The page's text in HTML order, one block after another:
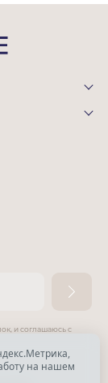
и соглашаюсь с
на нашем